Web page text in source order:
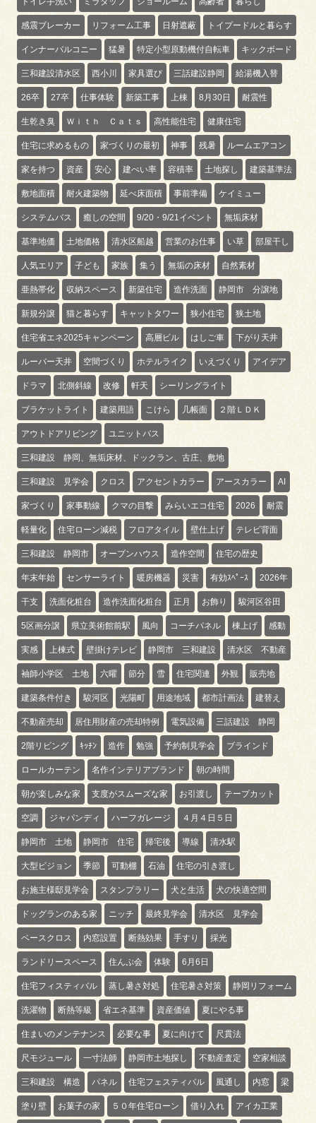
感震ブレーカー リフォーム工事 日射遮蔽 トイプードルと暮らす
インナーバルコニー 猛暑 特定小型原動機付自転車 キックボード
三和建設清水区 西小川 家具選び 三話建設静岡 給湯機入替
26卒 27卒 仕事体験 新築工事 上棟 8月30日 耐震性
生乾き臭 Ｗｉｔｈ Ｃａｔｓ 高性能住宅 健康住宅
住宅に求めるもの 家づくりの最初 神事 残暑 ルームエアコン
家を持つ 資産 安心 建ぺい率 容積率 土地探し 建築基準法
敷地面積 耐火建築物 延べ床面積 事前準備 ケイミュー
システムバス 癒しの空間 9/20・9/21イベント 無垢床材
基準地価 土地価格 清水区船越 営業のお仕事 い草 部屋干し
人気エリア 子ども 家族 集う 無垢の床材 自然素材
亜熱帯化 収納スペース 新築住宅 造作洗面 静岡市 分譲地
新規分譲 猫と暮らす キャットタワー 狭小住宅 狭土地
住宅省エネ2025キャンペーン 高層ビル はしご車 下がり天井
ルーバー天井 空間づくり ホテルライク いえづくり アイデア
ドラマ 北側斜線 改修 軒天 シーリングライト
ブラケットライト 建築用語 こけら 几帳面 ２階ＬＤＫ
アウトドアリビング ユニットバス
三和建設 静岡、無垢床材、ドックラン、古庄、敷地
三和建設 見学会 クロス アクセントカラー アースカラー AI
家づくり 家事動線 クマの目撃 みらいエコ住宅 2026 耐震
軽量化 住宅ローン減税 フロアタイル 壁仕上げ テレビ背面
三和建設 静岡市 オープンハウス 造作空間 住宅の歴史
年末年始 センサーライト 暖房機器 災害 有効ｽﾍﾟｰｽ 2026年
干支 洗面化粧台 造作洗面化粧台 正月 お飾り 駿河区谷田
5区画分譲 県立美術館前駅 風向 コーチパネル 棟上げ 感動
実感 上棟式 壁掛けテレビ 静岡市 三和建設 清水区 不動産
袖師小学区 土地 六曜 節分 雪 住宅関連 外観 販売地
建築条件付き 駿河区 光陽町 用途地域 都市計画法 建替え
不動産売却 居住用財産の売却特例 電気設備 三話建設 静岡
2階リビング ｷｯﾁﾝ 造作 勉強 予約制見学会 ブラインド
ロールカーテン 名作インテリアブランド 朝の時間
朝が楽しみな家 支度がスムーズな家 お引渡し テープカット
空調 ジャパンディ ハーフガレージ ４月４日５日
静岡市 土地 静岡市 住宅 帰宅後 導線 清水駅
大型ビジョン 季節 可動棚 石油 住宅の引き渡し
お施主様邸見学会 スタンプラリー 犬と生活 犬の快適空間
ドッグランのある家 ニッチ 最終見学会 清水区 見学会
ベースクロス 内窓設置 断熱効果 手すり 採光
ランドリースペース 住んぷ会 体験 6月6日
住宅フィスティバル 蒸し暑さ対処 住宅暑さ対策 静岡リフォーム
洗濯物 断熱等級 省エネ基準 資産価値 夏にやる事
住まいのメンテナンス 必要な事 夏に向けて 尺貫法
尺モジュール 一寸法師 静岡市土地探し 不動産査定 空家相談
三和建設 構造 パネル 住宅フェスティバル 風通し 内窓 梁
塗り壁 お菓子の家 ５０年住宅ローン 借り入れ アイカ工業